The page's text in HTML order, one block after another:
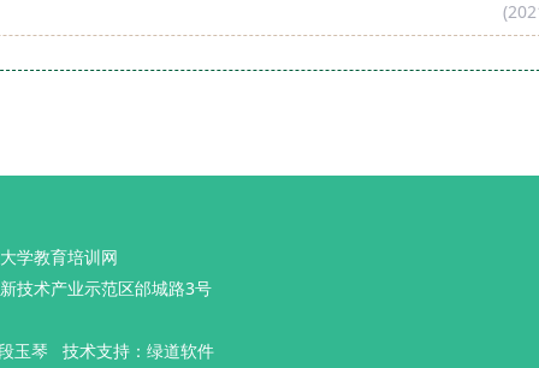
学教育培训网
技术产业示范区邰城路3号
玉琴 技术支持：绿道软件